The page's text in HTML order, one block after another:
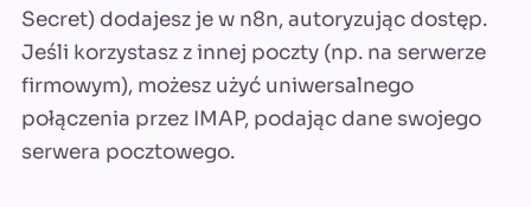
Secret) dodajesz je w n8n, autoryzując dostęp.
Jeśli korzystasz z innej poczty (np. na serwerze
firmowym), możesz użyć uniwersalnego
połączenia przez IMAP, podając dane swojego
serwera pocztowego.